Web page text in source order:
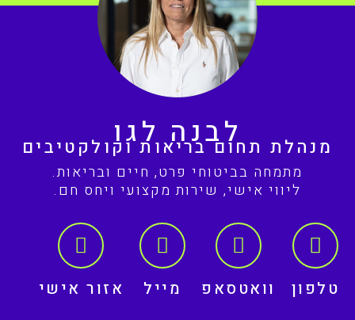
לבנה לגו
מנהלת תחום בריאות וקולקטיבים
מתמחה בביטוחי פרט, חיים ובריאות.
ליווי אישי, שירות מקצועי ויחס חם.
טלפון וואטסאפ מייל אזור אישי